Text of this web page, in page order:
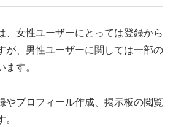
、女性ユーザーにとっては登録から
が、男性ユーザーに関しては一部の
す。
やプロフィール作成、掲示板の閲覧